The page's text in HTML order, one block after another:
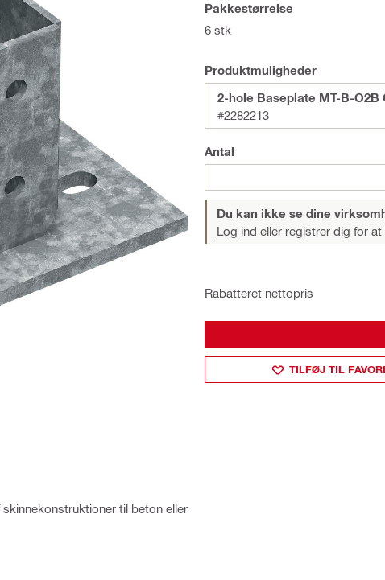
til beton eller
Pakkestørrelse
6 stk
Produktmuligheder
2-hole Baseplate MT-B-O2B
#2282213
Antal
Du kan ikke se dine
Log ind eller registrer dig for at
Rabatteret nettopris
TILFØJ TIL